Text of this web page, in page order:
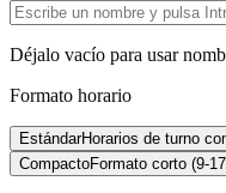
Déjalo vacío para usar
Formato horario
EstándarHorarios de turno
CompactoFormato corto (9-